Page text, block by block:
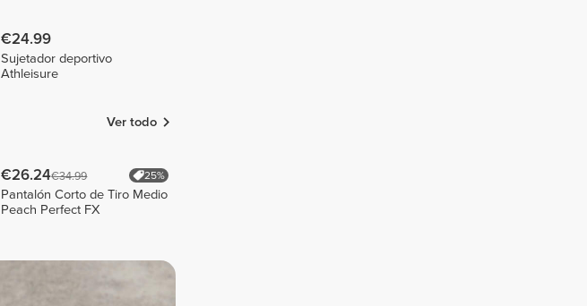
€24.99
Sujetador deportivo
Athleisure
Ver todo
€26.24€34.99 25%
Pantalón Corto de Tiro Medio
Peach Perfect FX